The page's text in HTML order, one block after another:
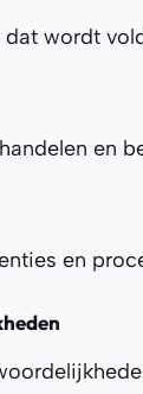
wordt
en
en